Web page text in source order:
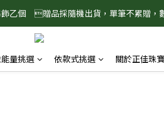
記得將商品加入購物車查看最終折扣金
乙個　贈品採隨機出貨，單筆不累贈，
起 記得將商品加入購物車查看最終折扣金額
量挑選 依款式挑選 關於正佳珠寶